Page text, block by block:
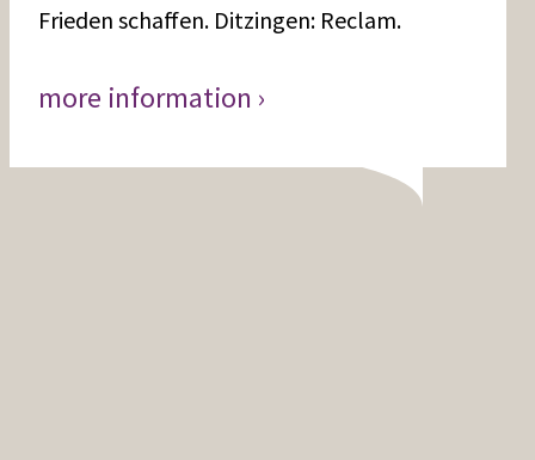
Frieden schaffen. Ditzingen: Reclam.
more information ›